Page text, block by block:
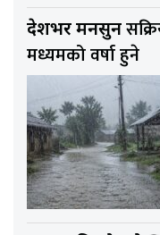
देशभर मनसुन
मध्यमको वर्षा हुने